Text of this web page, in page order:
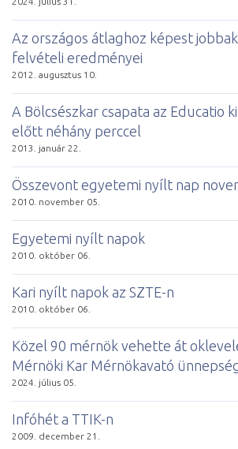
Az országos átlaghoz képest jobbak
felvételi eredményei
2012. augusztus 10.
A Bölcsészkar csapata az Educatio
előtt néhány perccel
2013. január 22.
Összevont egyetemi nyílt nap
2010. november 05.
Egyetemi nyílt napok
2010. október 06.
Kari nyílt napok az SZTE-n
2010. október 06.
Közel 90 mérnök vehette át
Mérnöki Kar Mérnökavató
2024. július 05.
Infóhét a TTIK-n
2009. december 21.